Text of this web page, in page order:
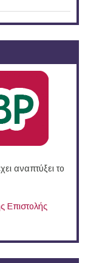
αναπτύξει το
Επιστολής